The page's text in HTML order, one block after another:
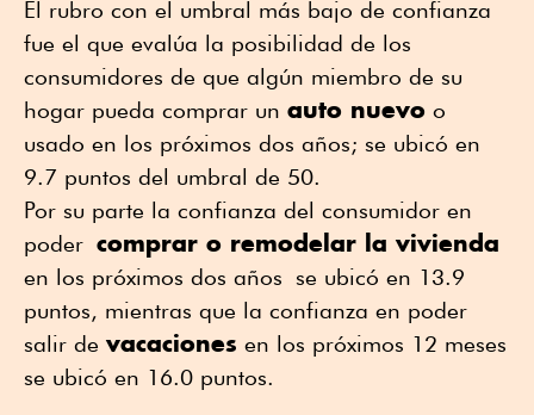
El rubro con el umbral más bajo de confianza
fue el que evalúa la posibilidad de los
consumidores de que algún miembro de su
hogar pueda comprar un auto nuevo o
usado en los próximos dos años; se ubicó en
9.7 puntos del umbral de 50.
Por su parte la confianza del consumidor en
poder comprar o remodelar la vivienda
en los próximos dos años se ubicó en 13.9
puntos, mientras que la confianza en poder
salir de vacaciones en los próximos 12 meses
se ubicó en 16.0 puntos.